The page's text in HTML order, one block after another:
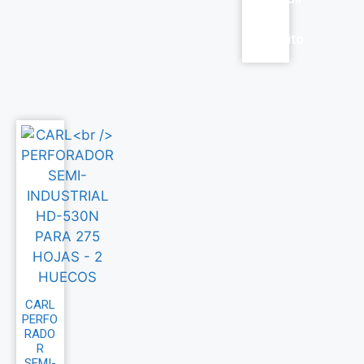
carrito
CARL
PERFO
RADO
R